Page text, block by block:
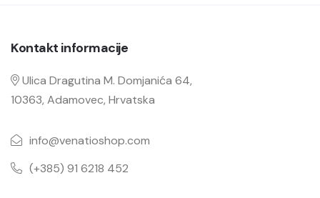
Kontakt informacije
Ulica Dragutina M. Domjanića 64,
10363, Adamovec, Hrvatska
info@venatioshop.com
(+385) 91 6218 452